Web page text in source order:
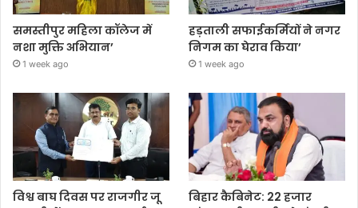
समस्तीपुर महिला कॉलेज में
नशा मुक्ति अभियान’
1 week ago
हड़ताली सफाईकर्मियों ने नगर
निगम का घेराव किया’
1 week ago
विश्व बाघ दिवस पर राजगीर जू
बिहार कैबिनेट: 22 हजार